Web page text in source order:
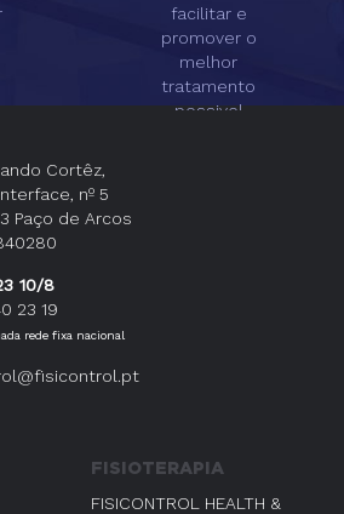
facilitar e
promover o
melhor
tratamento
possivel
Cortêz,
nº 5
Paço de Arcos
10/8
23 19
rede fixa nacional
FISIOTERAPIA
FISICONTROL HEALTH &